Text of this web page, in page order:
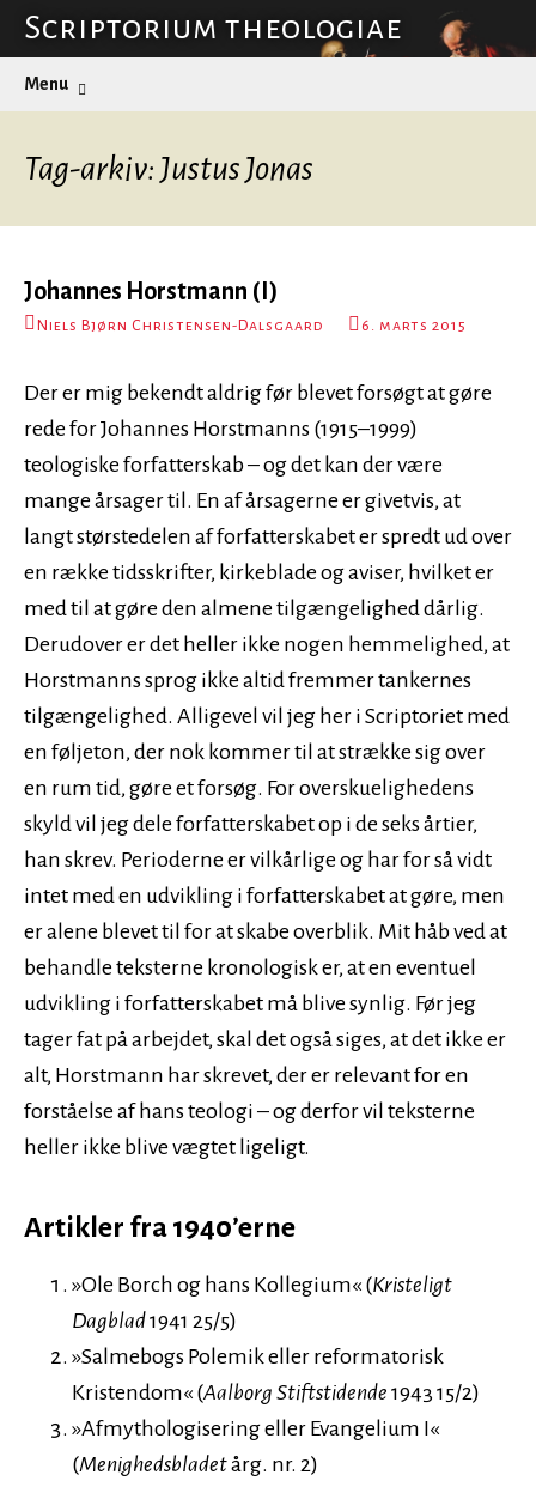
Hop
til
indhold
Scriptorium theologiae
Menu
efter:
Tag-arkiv: Justus Jonas
Johannes Horstmann (I)
Niels Bjørn Christensen-Dalsgaard 6. marts 2015
Der er mig bekendt aldrig før blevet forsøgt at gøre
rede for Johannes Horstmanns (1915–1999)
teologiske forfatterskab – og det kan der være
mange årsager til. En af årsagerne er givetvis, at
langt størstedelen af forfatterskabet er spredt ud over
en række tidsskrifter, kirkeblade og aviser, hvilket er
med til at gøre den almene tilgængelighed dårlig.
Derudover er det heller ikke nogen hemmelighed, at
Horstmanns sprog ikke altid fremmer tankernes
tilgængelighed. Alligevel vil jeg her i Scriptoriet med
en føljeton, der nok kommer til at strække sig over
en rum tid, gøre et forsøg. For overskuelighedens
skyld vil jeg dele forfatterskabet op i de seks årtier,
han skrev. Perioderne er vilkårlige og har for så vidt
intet med en udvikling i forfatterskabet at gøre, men
er alene blevet til for at skabe overblik. Mit håb ved at
behandle teksterne kronologisk er, at en eventuel
udvikling i forfatterskabet må blive synlig. Før jeg
tager fat på arbejdet, skal det også siges, at det ikke er
alt, Horstmann har skrevet, der er relevant for en
forståelse af hans teologi – og derfor vil teksterne
heller ikke blive vægtet ligeligt.
Artikler fra 1940’erne
»Ole Borch og hans Kollegium« (Kristeligt
Dagblad1941 25/5)
»Salmebogs Polemik eller reformatorisk
Kristendom« (Aalborg Stiftstidende 1943 15/2)
»Afmythologisering eller Evangelium I«
(Menighedsbladetårg. nr. 2)